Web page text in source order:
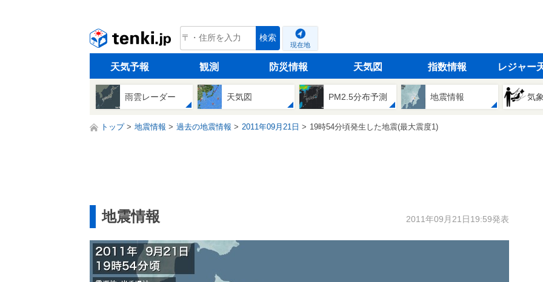
tenki.jp 検索
現在地
天気予報 観測 防災情報 天気図 指数情報 レジャー
雨雲レーダー 天気図 PM2.5分布予測 地震情報 気
トップ 地震情報 過去の地震情報 2011年09月21日 19時54分頃発生した地震(最大震度1)
地震情報 2011年09月21日19:59発表